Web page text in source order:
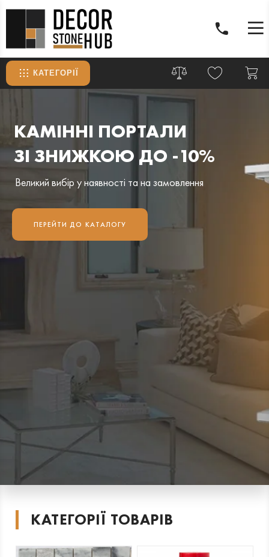
КАТЕГОРІЇ
КАМІННІ ПОРТАЛИ
ЗІ ЗНИЖКОЮ ДО -10%
Великий вибір у наявності та на замовлення
ПЕРЕЙТИ ДО КАТАЛОГУ
КАТЕГОРІЇ ТОВАРІВ